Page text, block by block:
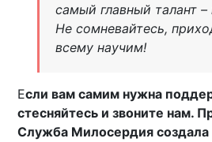
самый главный талант
Не сомневайтесь,
всему научим!
Если вам самим нужна
стесняйтесь и звоните нам.
Служба Милосердия создала